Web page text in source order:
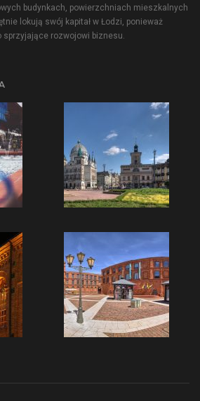
budynkach, powierzchniach mieszkalnych
lokują swój kapitał w Łodzi, ponieważ
rozwojowi biznesu.